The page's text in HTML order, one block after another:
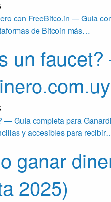
con FreeBitco.in — Guía
de Bitcoin más…
un
— Guía completa para
y accesibles para
ganar
2025)